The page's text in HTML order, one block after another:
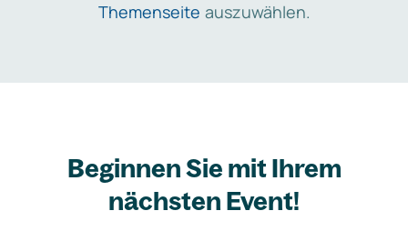
Themenseite auszuwählen.
Beginnen Sie mit Ihrem
nächsten Event!